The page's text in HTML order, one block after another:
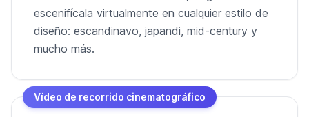
escenifícala virtualmente en cualquier estilo de
diseño: escandinavo, japandi, mid-century y
mucho más.
Vídeo de recorrido cinematográfico